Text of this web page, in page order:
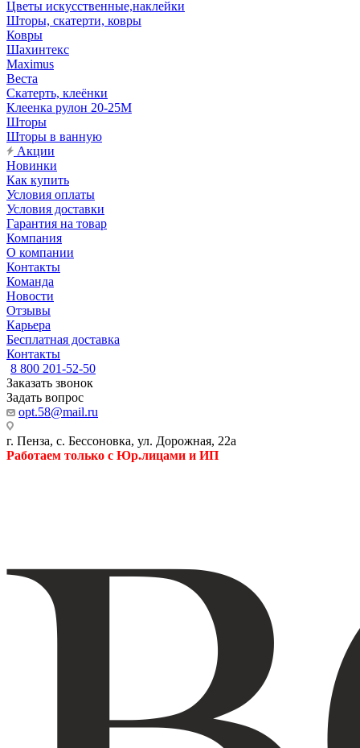
Цветы искусственные,наклейки
Шторы, скатерти, ковры
Ковры
Шахинтекс
Maximus
Веста
Скатерть, клеёнки
Клеенка рулон 20-25М
Шторы
Шторы в ванную
Акции
Новинки
Как купить
Условия оплаты
Условия доставки
Гарантия на товар
Компания
О компании
Контакты
Команда
Новости
Отзывы
Карьера
Бесплатная доставка
Контакты
8 800 201-52-50
Заказать звонок
Задать вопрос
opt.58@mail.ru
г. Пенза, с. Бессоновка, ул. Дорожная, 22а
Работаем только с Юр.лицами и ИП